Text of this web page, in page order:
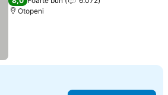
Otopeni